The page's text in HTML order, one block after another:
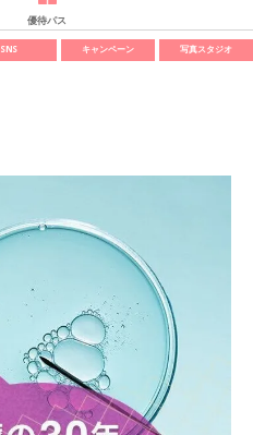
優待パス
SNS キャンペーン 写真スタジオ